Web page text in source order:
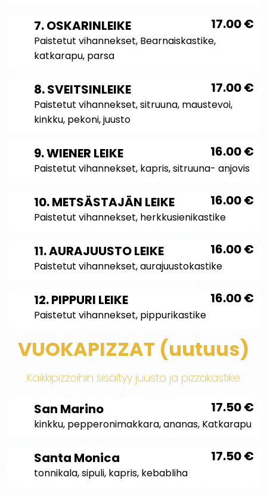
17.00€
7. OSKARINLEIKE
Paistetut vihannekset, Bearnaiskastike,
katkarapu, parsa
17.00€
8. SVEITSINLEIKE
Paistetut vihannekset, sitruuna, maustevoi,
kinkku, pekoni, juusto
16.00€
9. WIENER LEIKE
Paistetut vihannekset, kapris, sitruuna- anjovis
16.00€
10. METSÄSTAJÄN LEIKE
Paistetut vihannekset, herkkusienikastike
16.00€
11. AURAJUUSTO LEIKE
Paistetut vihannekset, aurajuustokastike
16.00€
12. PIPPURI LEIKE
Paistetut vihannekset, pippurikastike
VUOKAPIZZAT (uutuus)
Kaikkipizzoihin sisältyy juusto ja pizzakastike
17.50€
San Marino
kinkku, pepperonimakkara, ananas, Katkarapu
17.50€
Santa Monica
tonnikala, sipuli, kapris, kebabliha